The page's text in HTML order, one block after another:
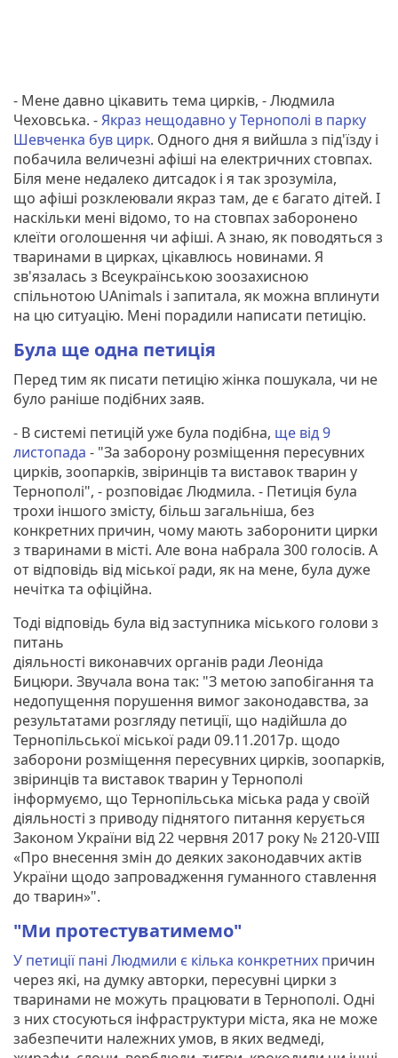
- Мене давно цікавить тема цирків, - Людмила
Чеховська. -Якраз нещодавно у Тернополі в парку
Шевченка був цирк. Одного дня я вийшла з під'їзду і
побачила величезні афіші на електричних стовпах.
Біля мене недалеко дитсадок і я так зрозуміла,
що афіші розклеювали якраз там, де є багато дітей. І
наскільки мені відомо, то на стовпах заборонено
клеїти оголошення чи афіші. А знаю, як поводяться з
тваринами в цирках, цікавлюсь новинами. Я
зв'язалась з Всеукраїнською зоозахисною
спільнотою UAnimals і запитала, як можна вплинути
на цю ситуацію. Мені порадили написати петицію.
Була ще одна петиція
Перед тим як писати петицію жінка пошукала, чи не
було раніше подібних заяв.
- В системі петицій уже була подібна, ще від 9
листопада - "За заборону розміщення пересувних
цирків, зоопарків, звіринців та виставок тварин у
Тернополі", - розповідає Людмила. - Петиція була
трохи іншого змісту, більш загальніша, без
конкретних причин, чому мають заборонити цирки
з тваринами в місті. Але вона набрала 300 голосів. А
от відповідь від міської ради, як на мене, була дуже
нечітка та офіційна.
Тоді відповідь була від заступника міського голови з
питань
діяльності виконавчих органів ради Леоніда
Бицюри. Звучала вона так: "З метою запобігання та
недопущення порушення вимог законодавства, за
результатами розгляду петиції, що надійшла до
Тернопільської міської ради 09.11.2017р. щодо
заборони розміщення пересувних цирків, зоопарків,
звіринців та виставок тварин у Тернополі
інформуємо, що Тернопільська міська рада у своїй
діяльності з приводу піднятого питання керується
Законом України від 22 червня 2017 року № 2120-VIII
«Про внесення змін до деяких законодавчих актів
України щодо запровадження гуманного ставлення
до тварин»".
"Ми протестуватимемо"
У петиції пані Людмили є кілька конкретних причин
через які, на думку авторки, пересувні цирки з
тваринами не можуть працювати в Тернополі. Одні
з них стосуються інфраструктури міста, яка не може
забезпечити належних умов, в яких ведмеді,